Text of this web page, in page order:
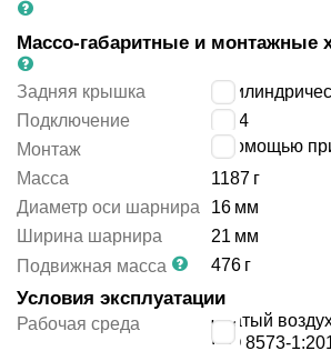
Массо-габаритные и монтажные
Задняя крышка
с
Подключение
G1/4
Монтаж
с помощью
Масса
1187 г
Диаметр оси шарнира
16 мм
Ширина шарнира
21 мм
Подвижная масса
476 г
Условия эксплуатации
Рабочая среда
сжатый
ISO 8573-